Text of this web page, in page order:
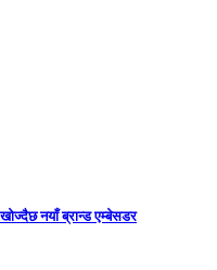
नयाँ ब्रान्ड एम्बेसडर